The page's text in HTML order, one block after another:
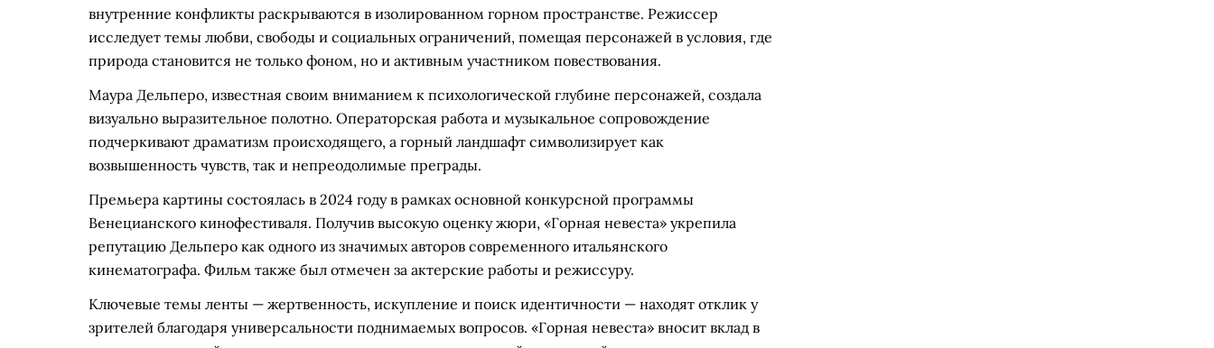
внутренние конфликты раскрываются в изолированном горном пространстве. Режиссер
исследует темы любви, свободы и социальных ограничений, помещая персонажей в условия, где
природа становится не только фоном, но и активным участником повествования.
Маура Дельперо, известная своим вниманием к психологической глубине персонажей, создала
визуально выразительное полотно. Операторская работа и музыкальное сопровождение
подчеркивают драматизм происходящего, а горный ландшафт символизирует как
возвышенность чувств, так и непреодолимые преграды.
Премьера картины состоялась в 2024 году в рамках основной конкурсной программы
Венецианского кинофестиваля. Получив высокую оценку жюри, «Горная невеста» укрепила
репутацию Дельперо как одного из значимых авторов современного итальянского
кинематографа. Фильм также был отмечен за актерские работы и режиссуру.
Ключевые темы ленты — жертвенность, искупление и поиск идентичности — находят отклик у
зрителей благодаря универсальности поднимаемых вопросов. «Горная невеста» вносит вклад в